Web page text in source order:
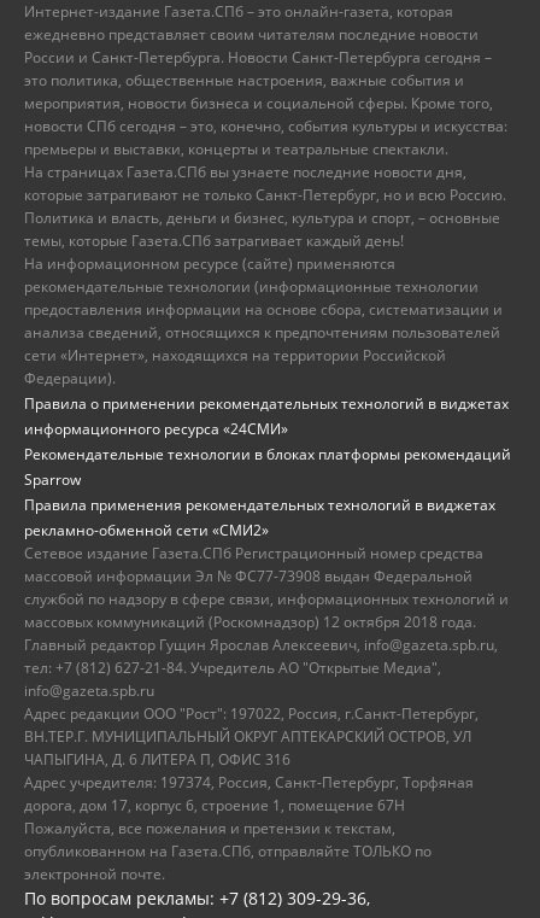
Интернет-издание Газета.СПб – это онлайн-газета, которая
ежедневно представляет своим читателям последние новости
России и Санкт-Петербурга. Новости Санкт-Петербурга сегодня –
это политика, общественные настроения, важные события и
мероприятия, новости бизнеса и социальной сферы. Кроме того,
новости СПб сегодня – это, конечно, события культуры и искусства:
премьеры и выставки, концерты и театральные спектакли.
На страницах Газета.СПб вы узнаете последние новости дня,
которые затрагивают не только Санкт-Петербург, но и всю Россию.
Политика и власть, деньги и бизнес, культура и спорт, – основные
темы, которые Газета.СПб затрагивает каждый день!
На информационном ресурсе (сайте) применяются
рекомендательные технологии (информационные технологии
предоставления информации на основе сбора, систематизации и
анализа сведений, относящихся к предпочтениям пользователей
сети «Интернет», находящихся на территории Российской
Федерации).
Правила о применении рекомендательных технологий в виджетах
информационного ресурса «24СМИ»
Рекомендательные технологии в блоках платформы рекомендаций
Sparrow
Правила применения рекомендательных технологий в виджетах
рекламно-обменной сети «СМИ2»
Сетевое издание Газета.СПб Регистрационный номер средства
массовой информации Эл № ФС77-73908 выдан Федеральной
службой по надзору в сфере связи, информационных технологий и
массовых коммуникаций (Роскомнадзор) 12 октября 2018 года.
Главный редактор Гущин Ярослав Алексеевич, info@gazeta.spb.ru,
тел: +7 (812) 627-21-84. Учредитель АО "Открытые Медиа",
info@gazeta.spb.ru
Адрес редакции ООО "Рост": 197022, Россия, г.Санкт-Петербург,
ВН.ТЕР.Г. МУНИЦИПАЛЬНЫЙ ОКРУГ АПТЕКАРСКИЙ ОСТРОВ, УЛ
ЧАПЫГИНА, Д. 6 ЛИТЕРА П, ОФИС 316
Адрес учредителя: 197374, Россия, Санкт-Петербург, Торфяная
дорога, дом 17, корпус 6, строение 1, помещение 67Н
Пожалуйста, все пожелания и претензии к текстам,
опубликованном на Газета.СПб, отправляйте ТОЛЬКО по
электронной почте.
По вопросам рекламы: +7 (812) 309-29-36,